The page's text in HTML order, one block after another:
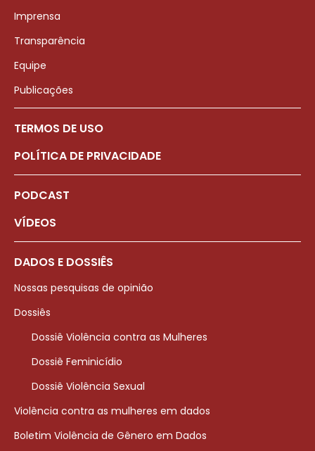
Imprensa
Transparência
Equipe
Publicações
TERMOS DE USO
POLÍTICA DE PRIVACIDADE
PODCAST
VÍDEOS
DADOS E DOSSIÊS
Nossas pesquisas de opinião
Dossiês
Dossiê Violência contra as Mulheres
Dossiê Feminicídio
Dossiê Violência Sexual
Violência contra as mulheres em dados
Boletim Violência de Gênero em Dados